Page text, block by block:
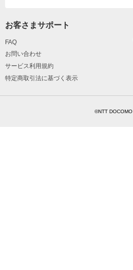
お客さまサポート
FAQ
お問い合わせ
サービス利用規約
特定商取引法に基づく表示
©NTT DOCOMO